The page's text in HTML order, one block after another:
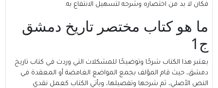
فكان لا بد من اختصاره وشرحه لتسهيل الانتفاع به.
ما هو كتاب مختصر تاريخ دمشق
ج1
يعتبر هذا الكتاب شرحًا وتوضيحًا للمشكلات التي وردت في كتاب تاريخ
دمشق، حيث قام المؤلف بجمع المواضع الغامضة أو المعقدة في
النص الأصلي، ثم شرحها وتفصيلها، ويأتي الكتاب كعمل نقدي